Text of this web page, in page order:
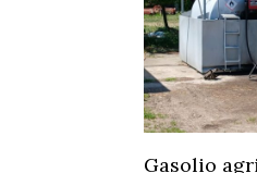
Gasolio